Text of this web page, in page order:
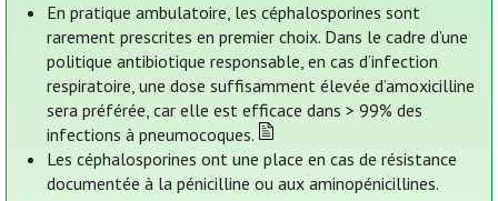
En pratique ambulatoire, les céphalosporines sont
rarement prescrites en premier choix. Dans le cadre d’une
politique antibiotique responsable, en cas d’infection
respiratoire, une dose suffisamment élevée d’amoxicilline
sera préférée, car elle est efficace dans > 99% des
infections à pneumocoques.
Les céphalosporines ont une place en cas de résistance
documentée à la pénicilline ou aux aminopénicillines.